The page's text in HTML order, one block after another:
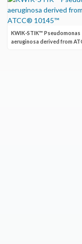
KWIK-STIK™ Pseudomonas
aeruginosa derived from